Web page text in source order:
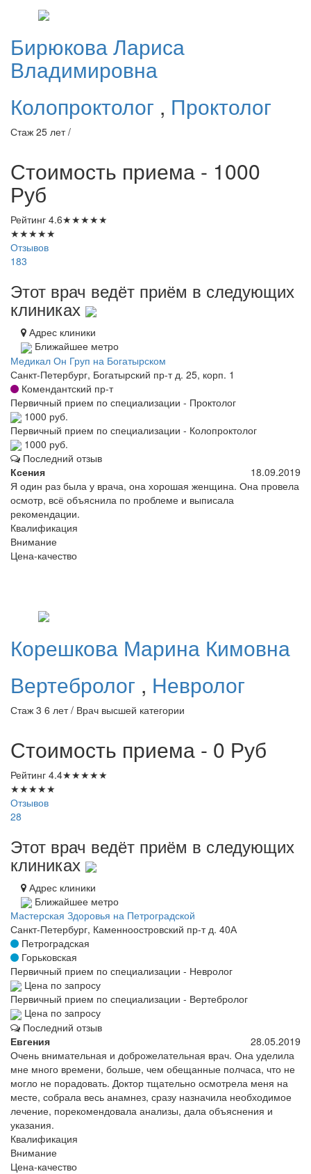
БирюковаЛариса
Владимировна
Колопроктолог , Проктолог
Стаж 25 лет /
Стоимость приема - 1000
Руб
Рейтинг 4.6★★★★★
★★★★★
Отзывов
183
Этот врач ведёт приём в следующих
клиниках
Адрес клиники
Ближайшее метро
Медикал Он Груп на Богатырском
Санкт-Петербург, Богатырский пр-т д. 25, корп. 1
Комендантский пр-т
Первичный прием по специализации - Проктолог
1000 руб.
Первичный прием по специализации - Колопроктолог
1000 руб.
Последний отзыв
Ксения
18.09.2019
Я один раз была у врача, она хорошая женщина. Она провела
осмотр, всё объяснила по проблеме и выписала
рекомендации.
Квалификация
Внимание
Цена-качество
Корешкова Марина Кимовна
Вертебролог , Невролог
Стаж 3 6 лет / Врач высшей категории
Стоимость приема - 0 Руб
Рейтинг 4.4★★★★★
★★★★★
Отзывов
28
Этот врач ведёт приём в следующих
клиниках
Адрес клиники
Ближайшее метро
Мастерская Здоровья на Петроградской
Санкт-Петербург, Каменноостровский пр-т д. 40А
Петроградская
Горьковская
Первичный прием по специализации - Невролог
Цена по запросу
Первичный прием по специализации - Вертебролог
Цена по запросу
Последний отзыв
Евгения
28.05.2019
Очень внимательная и доброжелательная врач. Она уделила
мне много времени, больше, чем обещанные полчаса, что не
могло не порадовать. Доктор тщательно осмотрела меня на
месте, собрала весь анамнез, сразу назначила необходимое
лечение, порекомендовала анализы, дала объяснения и
указания.
Квалификация
Внимание
Цена-качество